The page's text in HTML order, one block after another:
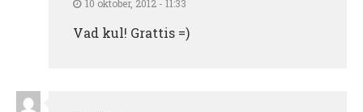
10 oktober, 2012 - 11:33
Vad kul! Grattis =)